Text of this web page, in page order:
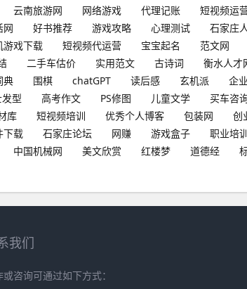
云南旅游网 网络游戏 代理记账 短视频运
网 好书推荐 游戏攻略 心理测试 石家庄
游戏下载 短视频代运营 宝宝起名 范文网
二手车估价 实用范文 古诗词 衡水人才
典 围棋 chatGPT 读后感 玄机派 企
型 高考作文 PS修图 儿童文学 买车咨
库 短视频培训 优秀个人博客 包装网 创
下载 石家庄论坛 网赚 游戏盒子 职业培
中国机械网 美文欣赏 红楼梦 道德经
我们
或咨询可通过如下方式：